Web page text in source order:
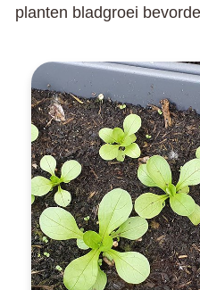
planten bladgroei